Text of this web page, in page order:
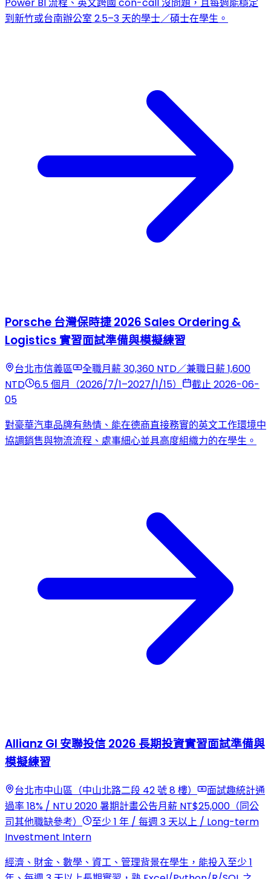
Power BI 流程、英文跨國 con-call 沒問題，且每週能穩定
到新竹或台南辦公室 2.5–3 天的學士／碩士在學生。
Porsche 台灣保時捷 2026 Sales Ordering &
Logistics 實習面試準備與模擬練習
台北市信義區
全職月薪 30,360 NTD／兼職日薪 1,600
NTD
6.5 個月（2026/7/1–2027/1/15）
截止 2026-06-
05
對豪華汽車品牌有熱情、能在德商直接務實的英文工作環境中
協調銷售與物流流程、處事細心並具高度組織力的在學生。
Allianz GI 安聯投信 2026 長期投資實習面試準備與
模擬練習
台北市中山區（中山北路二段 42 號 8 樓）
面試趣統計通
過率 18% / NTU 2020 暑期計畫公告月薪 NT$25,000（同公
司其他職缺參考）
至少 1 年 / 每週 3 天以上 / Long-term
Investment Intern
經濟、財金、數學、資工、管理背景在學生，能投入至少 1